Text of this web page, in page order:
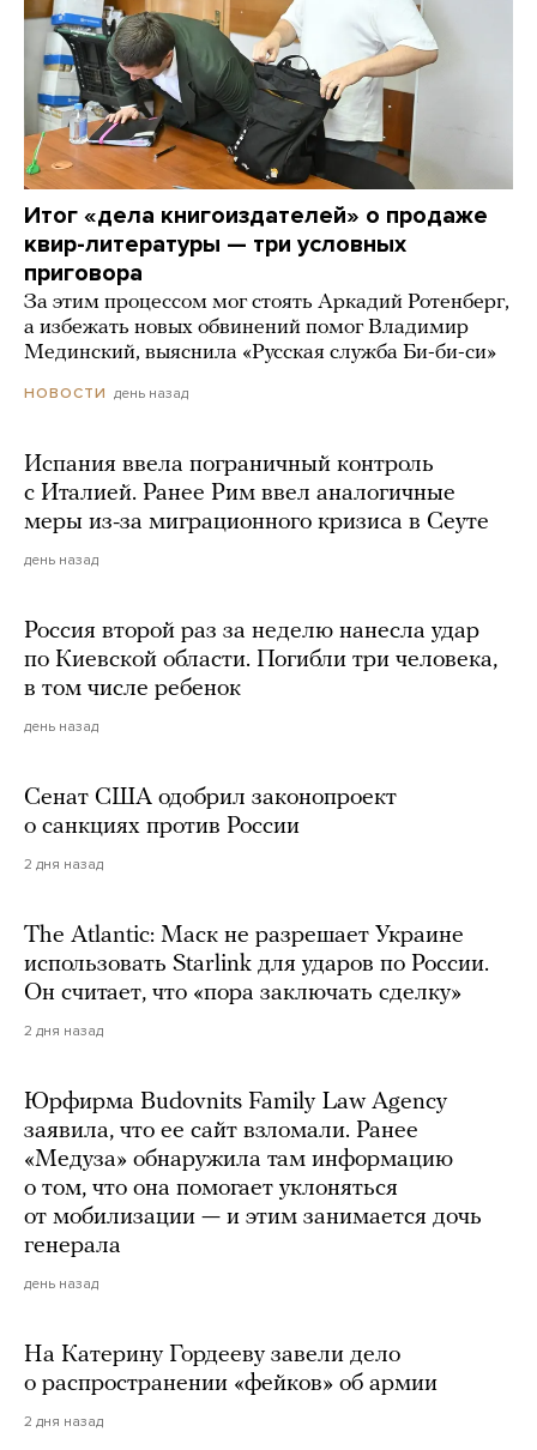
Итог «дела книгоиздателей» о продаже
квир-литературы — три условных
приговора
За этим процессом мог стоять Аркадий Ротенберг,
а избежать новых обвинений помог Владимир
Мединский, выяснила «Русская служба Би-би-си»
НОВОСТИ день назад
Испания ввела пограничный контроль
с Италией. Ранее Рим ввел аналогичные
меры из-за миграционного кризиса в Сеуте
день назад
Россия второй раз за неделю нанесла удар
по Киевской области. Погибли три человека,
в том числе ребенок
день назад
Сенат США одобрил законопроект
о санкциях против России
2 дня назад
The Atlantic: Маск не разрешает Украине
использовать Starlink для ударов по России.
Он считает, что «пора заключать сделку»
2 дня назад
Юрфирма Budovnits Family Law Agency
заявила, что ее сайт взломали. Ранее
«Медуза» обнаружила там информацию
о том, что она помогает уклоняться
от мобилизации — и этим занимается дочь
генерала
день назад
На Катерину Гордееву завели дело
о распространении «фейков» об армии
2 дня назад